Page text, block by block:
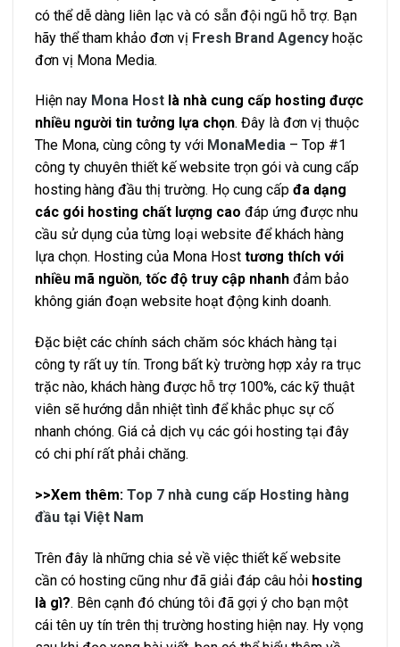
có thể dễ dàng liên lạc và có sẵn đội ngũ hỗ trợ. Bạn
hãy thể tham khảo đơn vị Fresh Brand Agency hoặc
đơn vị Mona Media.
Hiện nay Mona Host là nhà cung cấp hosting được
nhiều người tin tưởng lựa chọn. Đây là đơn vị thuộc
The Mona, cùng công ty với MonaMedia – Top #1
công ty chuyên thiết kế website trọn gói và cung cấp
hosting hàng đầu thị trường. Họ cung cấp đa dạng
các gói hosting chất lượng cao đáp ứng được nhu
cầu sử dụng của từng loại website để khách hàng
lựa chọn. Hosting của Mona Host tương thích với
nhiều mã nguồn, tốc độ truy cập nhanh đảm bảo
không gián đoạn website hoạt động kinh doanh.
Đặc biệt các chính sách chăm sóc khách hàng tại
công ty rất uy tín. Trong bất kỳ trường hợp xảy ra trục
trặc nào, khách hàng được hỗ trợ 100%, các kỹ thuật
viên sẽ hướng dẫn nhiệt tình để khắc phục sự cố
nhanh chóng. Giá cả dịch vụ các gói hosting tại đây
có chi phí rất phải chăng.
>>Xem thêm: Top 7 nhà cung cấp Hosting hàng
đầu tại Việt Nam
Trên đây là những chia sẻ về việc thiết kế website
cần có hosting cũng như đã giải đáp câu hỏi hosting
là gì?. Bên cạnh đó chúng tôi đã gợi ý cho bạn một
cái tên uy tín trên thị trường hosting hiện nay. Hy vọng